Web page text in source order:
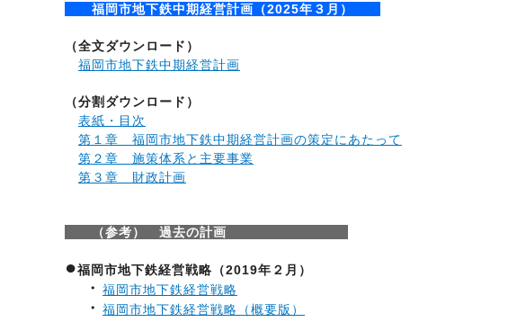
福岡市地下鉄中期経営計画（2025年３月）
（全文ダウンロード）
福岡市地下鉄中期経営計画
（分割ダウンロード）
表紙・目次
第１章 福岡市地下鉄中期経営計画の策定にあたって
第２章 施策体系と主要事業
第３章 財政計画
（参考） 過去の計画
●福岡市地下鉄経営戦略（2019年２月）
・ 福岡市地下鉄経営戦略
・ 福岡市地下鉄経営戦略（概要版）